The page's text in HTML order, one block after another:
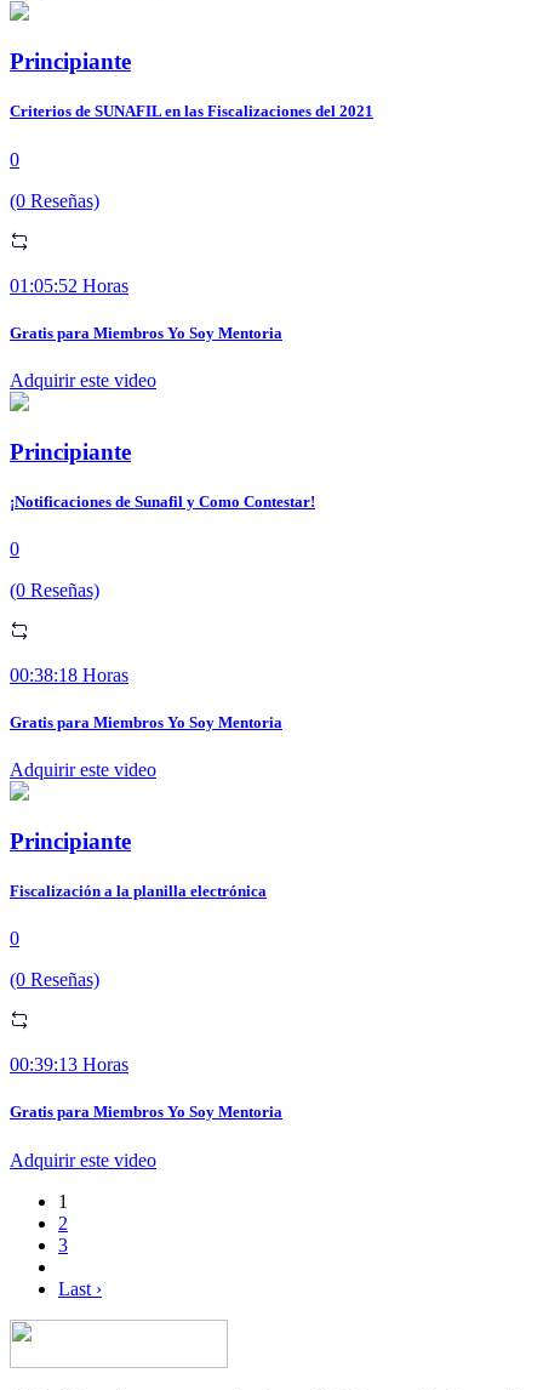
Principiante
Criterios de SUNAFIL en las Fiscalizaciones del 2021
0
(0 Reseñas)
01:05:52 Horas
Gratis para Miembros Yo Soy Mentoria
Adquirir este video
Principiante
¡Notificaciones de Sunafil y Como Contestar!
0
(0 Reseñas)
00:38:18 Horas
Gratis para Miembros Yo Soy Mentoria
Adquirir este video
Principiante
Fiscalización a la planilla electrónica
0
(0 Reseñas)
00:39:13 Horas
Gratis para Miembros Yo Soy Mentoria
Adquirir este video
1
2
3
Last ›